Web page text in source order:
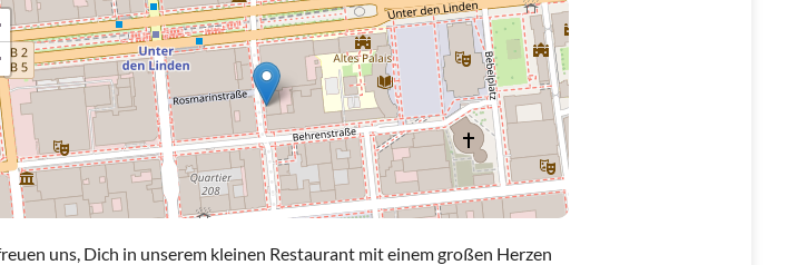
uns, Dich in unserem kleinen Restaurant mit einem großen Herzen